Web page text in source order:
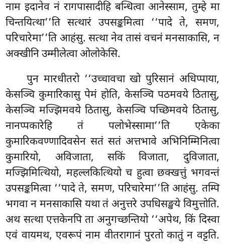
नाम इदानेव नं रागपासादीहि बन्धित्वा आनेस्साम, तुम्हे मा
चिन्तयित्था’’ति सत्थारं उपसङ्कमित्वा ‘‘पादे ते, समण,
परिचारेमा’’ति आहंसु. सत्था नेव तासं वचनं मनसाकासि, न
अक्खीनि उम्मीलेत्वा ओलोकेसि.
पुन मारधीतरो ‘‘उच्चावचा खो पुरिसानं अधिप्पाया,
केसञ्चि कुमारिकासु पेमं होति, केसञ्चि पठमवये ठितासु,
केसञ्चि मज्झिमवये ठितासु, केसञ्चि पच्छिमवये ठितासु,
नानप्पकारेहि तं पलोभेस्सामा’’ति एकेका
कुमारिकवण्णादिवसेन सतं सतं अत्तभावे अभिनिम्मिनित्वा
कुमारियो, अविजाता, सकिं विजाता, दुविजाता,
मज्झिमित्थियो, महल्लकित्थियो च हुत्वा छक्खत्तुं भगवन्तं
उपसङ्कमित्वा ‘‘पादे ते, समण, परिचारेमा’’ति आहंसु. तम्पि
भगवा न मनसाकासि यथा तं अनुत्तरे उपधिसङ्खये विमुत्तोति.
अथ सत्थाएत्तकेनपि ता अनुगच्छन्तियो ‘‘अपेथ, किं दिस्वा
एवं वायमथ, एवरूपं नाम वीतरागानं पुरतो कातुं न वट्टति.